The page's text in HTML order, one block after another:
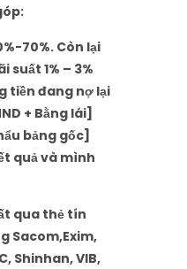
70%. Còn lại
1% – 3%
tiền đang nợ lại
+ Bằng lái]
bảng gốc]
quả và mình
qua thẻ tín
Sacom,Exim,
Shinhan, VIB,